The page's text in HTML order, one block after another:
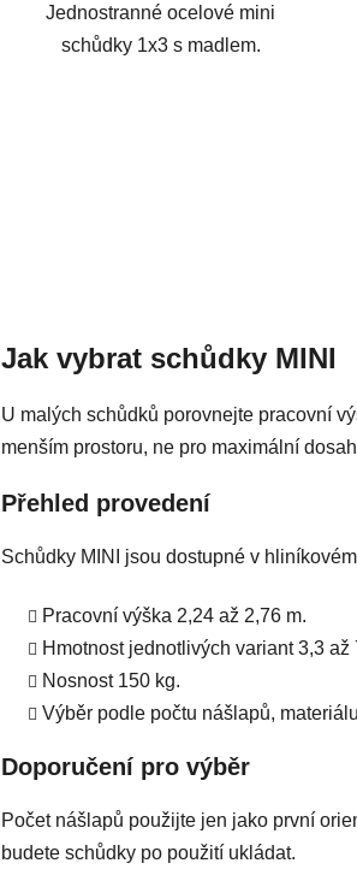
Jednostranné ocelové mini
schůdky 1x3 s madlem.
Jak vybrat schůdky MINI
U malých schůdků porovnejte pracovní
menším prostoru, ne pro maximální
Přehled provedení
Schůdky MINI jsou dostupné v
Pracovní výška 2,24 až 2,76 m.
Hmotnost jednotlivých variant 3,3 až
Nosnost 150 kg.
Výběr podle počtu nášlapů,
Doporučení pro výběr
Počet nášlapů použijte jen jako první
budete schůdky po použití ukládat.